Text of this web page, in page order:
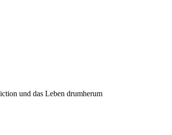
und das Leben drumherum